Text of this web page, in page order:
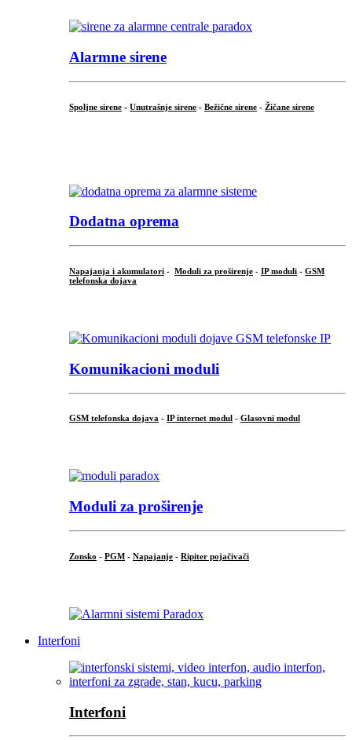
Alarmne sirene
Spoljne sirene - Unutrašnje sirene - Bežične sirene - Žičane sirene
Dodatna oprema
Napajanja i akumulatori - Moduli za proširenje - IP moduli - GSM
telefonska dojava
Komunikacioni moduli
GSM telefonska dojava - IP internet modul - Glasovni modul
Moduli za proširenje
Zonsko - PGM - Napajanje - Ripiter pojačivači
Interfoni
Interfoni